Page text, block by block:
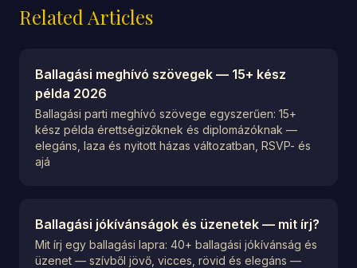
Related Articles
Ballagási meghívó szövegek — 15+ kész
példa 2026
Ballagási parti meghívó szövege egyszerűen: 15+
kész példa érettségizőknek és diplomázóknak —
elegáns, laza és nyitott házas változatban, RSVP- és
ajá
Ballagási jókívánságok és üzenetek — mit írj?
Mit írj egy ballagási lapra: 40+ ballagási jókívánság és
üzenet — szívből jövő, vicces, rövid és elegáns —